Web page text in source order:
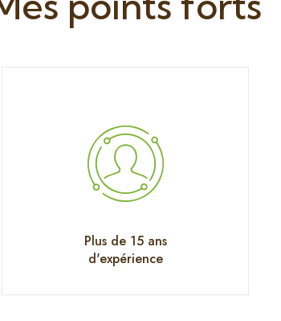
Plus de 15 ans
d'expérience